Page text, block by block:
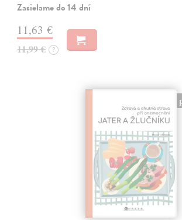
Zasielame do 14 dní
11,63 €
11,99 € ?